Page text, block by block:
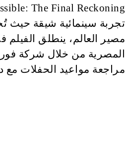
تجربة سينمائية شيقة حيث
مصير العالم، ينطلق
المصرية من خلال شركة فور
مراجعة مواعيد الحفلات مع